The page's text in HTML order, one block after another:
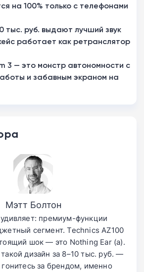
на 100% только с телефонами
тыс. руб. выдают лучший звук
работает как ретранслятор
3 — это монстр автономности с
и забавным экраном на
Мэтт Болтон
премиум-функции
сегмент. Technics AZ100
шок — это Nothing Ear (a).
дизайн за 8–10 тыс. руб. —
за брендом, именно